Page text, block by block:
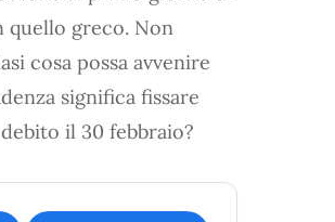
quello greco. Non
cosa possa avvenire
significa fissare
il 30 febbraio?